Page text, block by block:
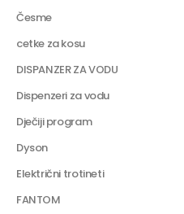
Česme
cetke za kosu
DISPANZER ZA VODU
Dispenzeri za vodu
Dječiji program
Dyson
Električni trotineti
FANTOM